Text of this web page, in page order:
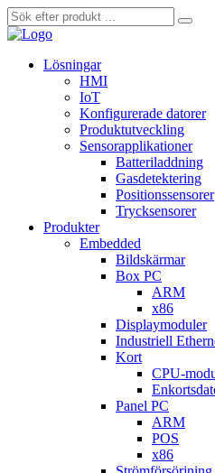
Lösningar
HMI
IoT
Konfigurerade datorer
Produktutveckling
Sensorapplikationer
Batteriladdning
Gasdetektering
Positionssensorer
Trycksensorer
Produkter
Embedded
Bildskärmar
Box PC
ARM
x86
Displaymoduler
Industriell
Kort
CPU-
Panel PC
ARM
POS
x86